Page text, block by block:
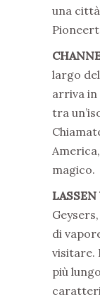
una
largo
arriva in
tra
magico.
di
visitare.
più